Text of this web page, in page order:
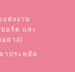
ต่งงาน
อร์ด และ
ย่าง)
าประหยัด